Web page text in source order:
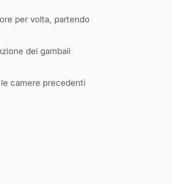
per volta, partendo
dei gambali
camere precedenti